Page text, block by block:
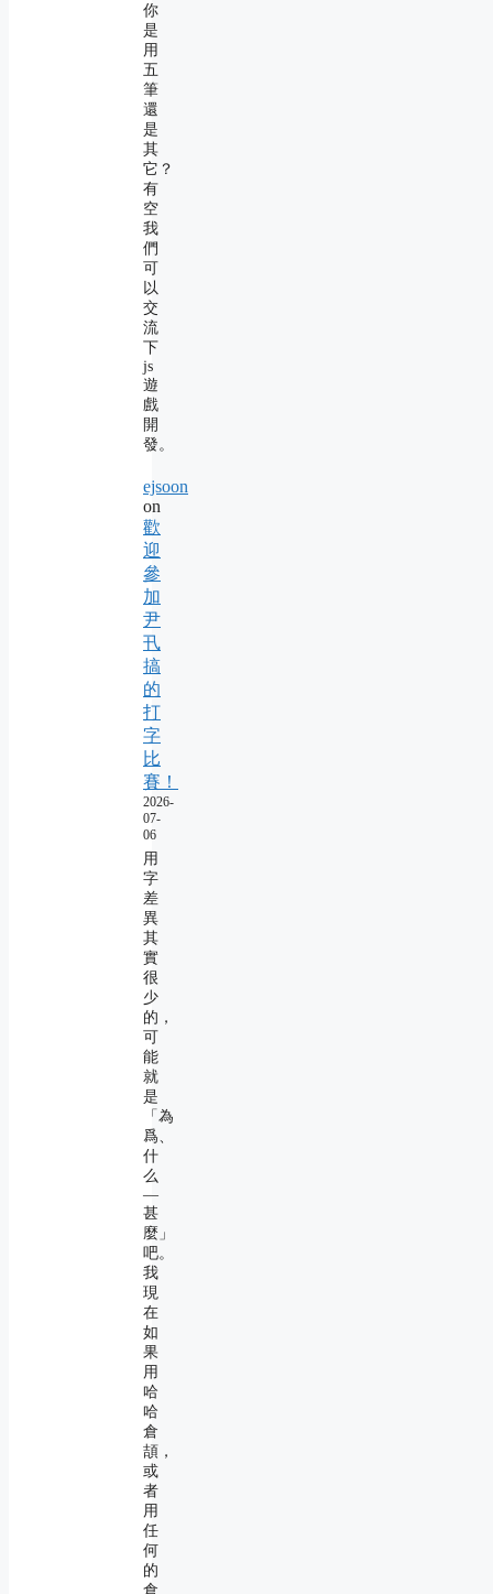
你
是
用
五
筆
還
是
其
它？
有
空
我
們
可
以
交
流
下
js
遊
戲
開
發。
ejsoon
on
歡
迎
參
加
尹
卂
搞
的
打
字
比
賽！
2026-
07-
06
用
字
差
異
其
實
很
少
的，
可
能
就
是
「為
爲、
什
么
―
甚
麼」
吧。
我
現
在
如
果
用
哈
哈
倉
頡，
或
者
用
任
何
的
倉